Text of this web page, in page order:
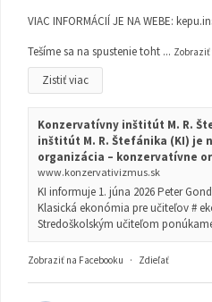
VIAC INFORMÁCIÍ JE NA WEBE:
Tešíme sa na spustenie toht ... Zobraziť
Zistiť viac
Konzervatívny inštitút M. R.
inštitút M. R. Štefánika (KI) je
organizácia – konzervatívne
www.konzervativizmus.sk
KI informuje 1. júna 2026 Peter
Klasická ekonómia pre učiteľov #
Stredoškolským učiteľom
Zobraziť na Facebooku · Zdieľať